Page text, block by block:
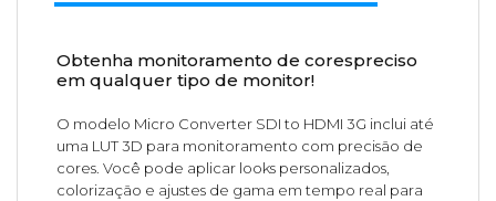
Obtenha monitoramento de corespreciso
em qualquer tipo de monitor!
O modelo Micro Converter SDI to HDMI 3G inclui até
uma LUT 3D para monitoramento com precisão de
cores. Você pode aplicar looks personalizados,
colorização e ajustes de gama em tempo real para